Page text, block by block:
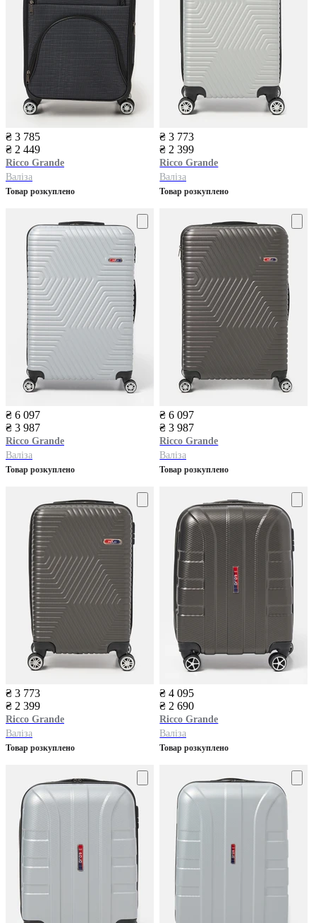
₴ 3 785
₴ 2 449
Ricco Grande
Валіза
Товар розкуплено
₴ 3 773
₴ 2 399
Ricco Grande
Валіза
Товар розкуплено
₴ 6 097
₴ 3 987
Ricco Grande
Валіза
Товар розкуплено
₴ 6 097
₴ 3 987
Ricco Grande
Валіза
Товар розкуплено
₴ 3 773
₴ 2 399
Ricco Grande
Валіза
Товар розкуплено
₴ 4 095
₴ 2 690
Ricco Grande
Валіза
Товар розкуплено